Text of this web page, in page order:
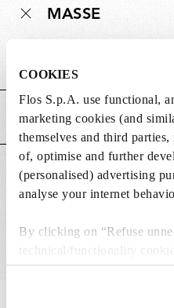
COOKIES
Flos S.p.A. use functional,
marketing cookies (and
themselves and third
of, optimise and further
(personalised) advertising
analyse your internet
By clicking on “Refuse
technical/functionality
clicking on “Accept all” you
cookies. By clicking on
MASSE
GEEIGNET FÜR